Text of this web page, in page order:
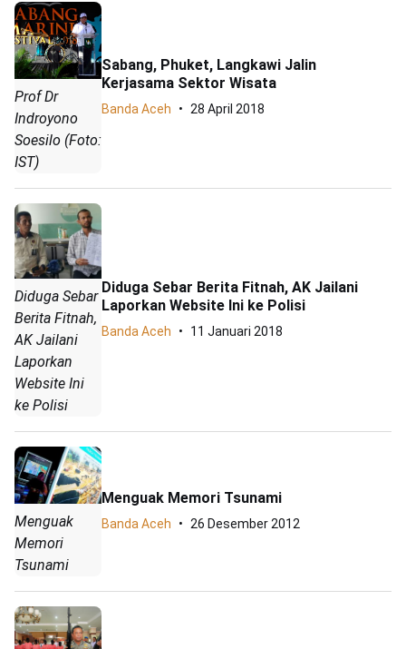
Prof Dr
Indroyono
Soesilo (Foto:
IST)
Sabang, Phuket, Langkawi Jalin
Kerjasama Sektor Wisata
Banda Aceh 28 April 2018
Diduga Sebar
Berita Fitnah,
AK Jailani
Laporkan
Website Ini
ke Polisi
Diduga Sebar Berita Fitnah, AK Jailani
Laporkan Website Ini ke Polisi
Banda Aceh 11 Januari 2018
Menguak
Memori
Tsunami
Menguak Memori Tsunami
Banda Aceh 26 Desember 2012